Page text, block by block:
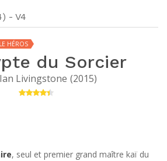
- V4
HÉROS
du Sorcier
Ian Livingstone (2015)
, seul et premier grand maître kaï du